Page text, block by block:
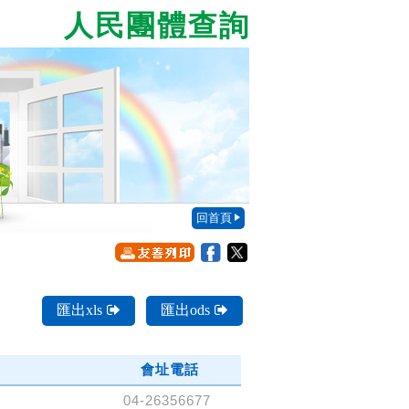
人民團體查詢
回首頁
匯出xls 匯出ods
會址電話
04-26356677